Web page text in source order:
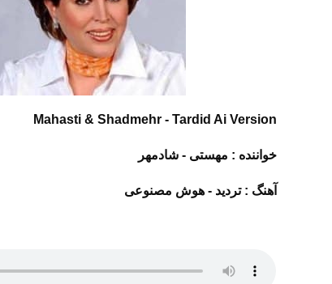
Mahasti & Shadmehr - Tardid Ai Version
خواننده : مهستی - شادمهر
آهنگ :تردید - هوش مصنوعی